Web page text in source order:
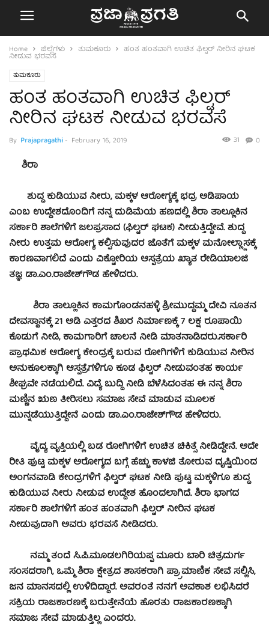
Home ಜಿಲ್ಲೆಗಳು ತುಮಕೂರು ಹಂತ ಹಂತವಾಗಿ ಉಚಿತ ಫಿಲ್ಟರ್ ನೀರಿನ ಘಟಕ
ನೀಡುವ ಭರವಸೆ
ತುಮಕೂರು
ಹಂತ ಹಂತವಾಗಿ ಉಚಿತ ಫಿಲ್ಟರ್
ನೀರಿನ ಘಟಕ ನೀಡುವ ಭರವಸೆ
By Prajapragathi- February 16, 2019 0
31
ಶಿರಾ
ಶುದ್ಧ ಕುಡಿಯುವ ನೀರು, ಮಕ್ಕಳ ಆರೋಗ್ಯಕ್ಕೆ ಭದ್ರ ಅಡಿಪಾಯ
ಎಂಬ ಉದ್ದೇಶದೊಂದಿಗೆ ನನ್ನ ದುಡಿಮೆಯ ಹಣದಲ್ಲಿ ಶಿರಾ ತಾಲ್ಲೂಕಿನ
ಸರ್ಕಾರಿ ಶಾಲೆಗಳಿಗೆ ಜಲಪ್ರಸಾದ (ಫಿಲ್ಟರ್ ಘಟಕ) ನೀಡುತ್ತಿದ್ದೇವೆ. ಶುದ್ದ
ನೀರು ಉತ್ತಮ ಆರೋಗ್ಯ ಕಲ್ಪಿಸುವುದರ ಜೊತೆಗೆ ಮಕ್ಕಳ ಮನೋಲ್ಲ್ಲಾಸಕ್ಕೆ
ಕಾರಣವಾಗಲಿದೆ ಎಂದು ವಿಕ್ಟೋರಿಯ ಆಸ್ಪತ್ರೆಯ ಖ್ಯಾತ ರೇಡಿಯಾಲಜಿ
ತಜ್ಞ ಡಾ.ಎಂ.ರಾಜೇಶ್‍ಗೌಡ ಹೇಳಿದರು.
ಶಿರಾ ತಾಲ್ಲೂಕಿನ ಕಾಮಗೊಂಡನಹಳ್ಳಿ ಶ್ರೀಮುದ್ದಮ್ಮ ದೇವಿ ನೂತನ
ದೇವಸ್ಥಾನಕ್ಕೆ 21 ಅಡಿ ಎತ್ತರದ ಶಿಖರ ನಿರ್ಮಾಣಕ್ಕೆ 7 ಲಕ್ಷ ರೂಪಾಯಿ
ಕೊಡುಗೆ ನೀಡಿ, ಕಾಮಗಾರಿಗೆ ಚಾಲನೆ ನೀಡಿ ಮಾತನಾಡಿದರು.ಸರ್ಕಾರಿ
ಪ್ರಾಥಮಿಕ ಆರೋಗ್ಯ ಕೇಂದ್ರಕ್ಕೆ ಬರುವ ರೋಗಿಗಳಿಗೆ ಕುಡಿಯುವ ನೀರಿನ
ಅನುಕೂಲಕ್ಕಾಗಿ ಆಸ್ಪತ್ರೆಗಳಿಗೂ ಕೂಡ ಫಿಲ್ಟರ್ ನೀಡುವಂತಹ ಕಾರ್ಯ
ಶೀಘ್ರವೇ ನಡೆಯಲಿದೆ. ವಿದ್ಯೆ ಬುದ್ದಿ ನೀಡಿ ಬೆಳೆಸಿದಂತಹ ಈ ನನ್ನ ಶಿರಾ
ಮಣ್ಣಿನ ಋಣ ತೀರಿಸಲು ಸಮಾಜ ಸೇವೆ ಮಾಡುವ ಮೂಲಕ
ಮುನ್ನಡೆಯುತ್ತಿದ್ದೇನೆ ಎಂದು ಡಾ.ಎಂ.ರಾಜೇಶ್‍ಗೌಡ ಹೇಳಿದರು.
ವೈದ್ಯ ವೃತ್ತಿಯಲ್ಲಿ ಬಡ ರೋಗಿಗಳಿಗೆ ಉಚಿತ ಚಿಕಿತ್ಸೆ ನೀಡಿದ್ದೇನೆ. ಅದೇ
ರೀತಿ ಪುಟ್ಟ ಮಕ್ಕಳ ಅರೋಗ್ಯದ ಬಗ್ಗೆ ಹೆಚ್ಚು ಕಾಳಜಿ ತೋರುವ ದೃಷ್ಟಿಯಿಂದ
ಅಂಗನವಾಡಿ ಕೇಂದ್ರಗಳಿಗೆ ಫಿಲ್ಟರ್ ಘಟಕ ನೀಡಿ ಪುಟ್ಟ ಮಕ್ಕಳಿಗೂ ಶುದ್ದ
ಕುಡಿಯುವ ನೀರು ನೀಡುವ ಉದ್ದೇಶ ಹೊಂದಲಾಗಿದೆ. ಶಿರಾ ಭಾಗದ
ಸರ್ಕಾರಿ ಶಾಲೆಗಳಿಗೆ ಹಂತ ಹಂತವಾಗಿ ಫಿಲ್ಟರ್ ನೀರಿನ ಘಟಕ
ನೀಡುವುದಾಗಿ ಅವರು ಭರವಸೆ ನೀಡಿದರು.
ನಮ್ಮ ತಂದೆ ಸಿ.ಪಿ.ಮೂಡಲಗಿರಿಯಪ್ಪ ಮೂರು ಬಾರಿ ಚಿತ್ರದುರ್ಗ
ಸಂಸದರಾಗಿ, ಒಮ್ಮೆ ಶಿರಾ ಕ್ಷೇತ್ರದ ಶಾಸಕರಾಗಿ ಪ್ರ್ರಾಮಾಣಿಕ ಸೇವೆ ಸಲ್ಲಿಸಿ,
ಜನ ಮಾನಸದಲ್ಲಿ ಉಳಿದಿದ್ದಾರೆ. ಅವರಂತೆ ನನಗೆ ಅವಕಾಶ ಲಭಿಸಿದರೆ
ಸಕ್ರಿಯ ರಾಜಕಾರಣಕ್ಕೆ ಬರುತ್ತೇನೆಯೆ ಹೊರತು ರಾಜಕಾರಣಕ್ಕಾಗಿ
ಸಮಾಜ ಸೇವೆ ಮಾಡುತ್ತಿಲ್ಲ ಎಂದರು.